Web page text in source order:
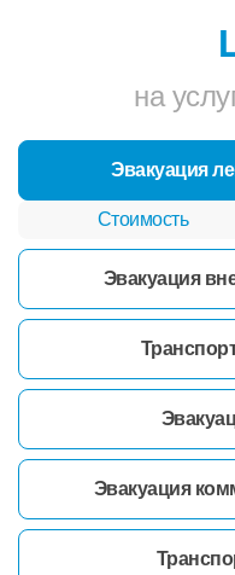
на
Эвакуация
Эвакуация
Эвакуация